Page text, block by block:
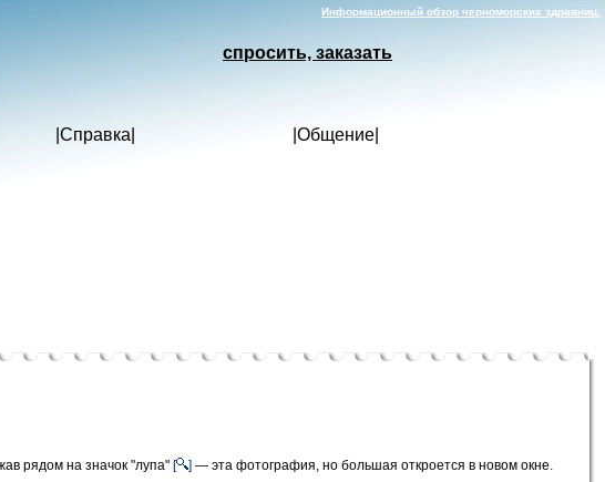
Информационный обзор черноморских здравниц.
спросить, заказать
Справка Общение|
рядом на значок "лупа" [ ] — эта фотография, но большая откроется в новом окне.